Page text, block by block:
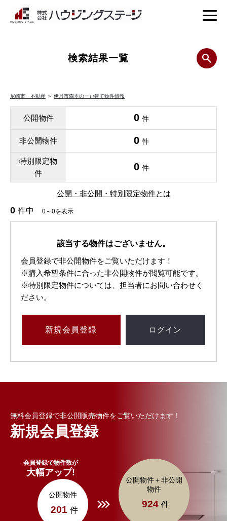
検索結果一覧
尼崎市 不動産 ＞ 伊丹市森本の一戸建て物件情報
公開物件 0 件
非公開物件 0 件
特別限定物
件
0 件
公開・非公開・特別限定物件とは
0 件中 0～0を表示
該当する物件はございません。
会員登録で非公開物件をご覧いただけます！
※購入希望条件に合った非公開物件が閲覧可能です。
※特別限定物件については、担当者にお問い合わせく
ださい。
新規会員登録 ログイン
無料会員登録で非公開販売物件をご覧いただけます！
新規会員登録
会員登録で物件数が
大幅アップ!
公開物件
201 件
公開物件＋非公開
物件
924 件